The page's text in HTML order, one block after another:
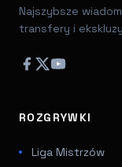
Najszybsze
transfery i
ROZGRYWKI
Liga Mistrzów